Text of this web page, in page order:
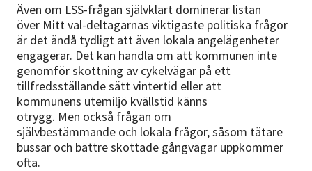
Även om LSS-frågan självklart dominerar listan
över Mitt val-deltagarnas viktigaste politiska frågor
är det ändå tydligt att även lokala angelägenheter
engagerar. Det kan handla om att kommunen inte
genomför skottning av cykelvägar på ett
tillfredsställande sätt vintertid eller att
kommunens utemiljö kvällstid känns
otrygg. Men också frågan om
självbestämmande och lokala frågor, såsom tätare
bussar och bättre skottade gångvägar uppkommer
ofta.